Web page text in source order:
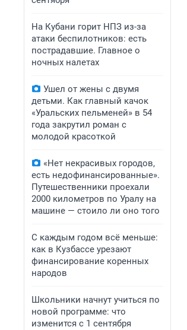
На Кубани горит НПЗ из-за
атаки беспилотников: есть
пострадавшие. Главное о
ночных налетах
Ушел от жены с двумя
детьми. Как главный качок
«Уральских пельменей» в 54
года закрутил роман с
молодой красоткой
«Нет некрасивых городов,
есть недофинансированные».
Путешественники проехали
2000 километров по Уралу на
машине — стоило ли оно того
С каждым годом всё меньше:
как в Кузбассе урезают
финансирование коренных
народов
Школьники начнут учиться по
новой программе: что
изменится с 1 сентября